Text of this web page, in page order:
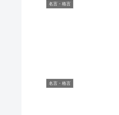
名言・格言
名言・格言